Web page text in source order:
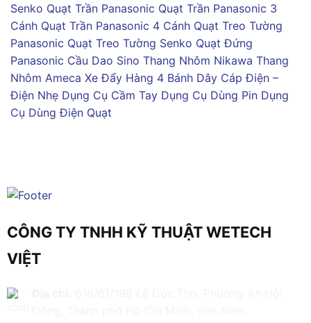
Senko Quạt Trần Panasonic Quạt Trần Panasonic 3
Cánh Quạt Trần Panasonic 4 Cánh Quạt Treo Tường
Panasonic Quạt Treo Tường Senko Quạt Đứng
Panasonic Cầu Dao Sino Thang Nhôm Nikawa Thang
Nhôm Ameca Xe Đẩy Hàng 4 Bánh Dây Cáp Điện –
Điện Nhẹ Dụng Cụ Cầm Tay Dụng Cụ Dùng Pin Dụng
Cụ Dùng Điện Quạt
CÔNG TY TNHH KỸ THUẬT WETECH
VIỆT